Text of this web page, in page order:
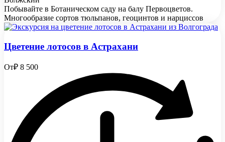
Побывайте в Ботаническом саду на балу Первоцветов.
Многообразие сортов тюльпанов, геоцинтов и нарциссов
Цветение лотосов в Астрахани
От₽ 8 500